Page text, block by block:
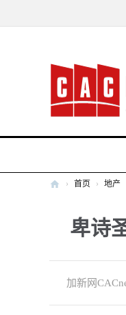
新
网
› 首页 › 地产
卑诗
加新网